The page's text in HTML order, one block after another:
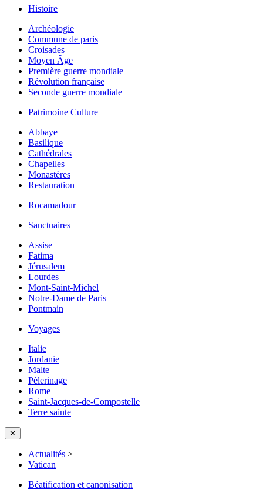
Histoire
Archéologie
Commune de paris
Croisades
Moyen Âge
Première guerre mondiale
Révolution française
Seconde guerre mondiale
Patrimoine Culture
Abbaye
Basilique
Cathédrales
Chapelles
Monastères
Restauration
Rocamadour
Sanctuaires
Assise
Fatima
Jérusalem
Lourdes
Mont-Saint-Michel
Notre-Dame de Paris
Pontmain
Voyages
Italie
Jordanie
Malte
Pèlerinage
Rome
Saint-Jacques-de-Compostelle
Terre sainte
✕
Actualités >
Vatican
Béatification et canonisation